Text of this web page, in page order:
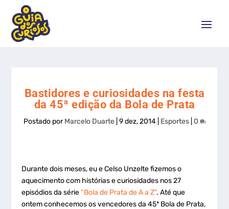
Bastidores e curiosidades na festa
da 45ª edição da Bola de Prata
Postado porMarcelo Duarte| 9 dez, 2014| Esportes| 0
Durante dois meses, eu e Celso Unzelte fizemos o
aquecimento com histórias e curiosidades nos 27
episódios da série“Bola de Prata de A a Z”. Até que
ontem conhecemos os vencedores da 45ª Bola de Prata,